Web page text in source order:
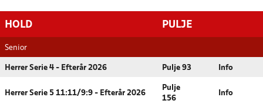
HOLD PULJE
Senior
Herrer Serie 4 - Efterår 2026 Pulje 93 Info
Herrer Serie 5 11:11/9:9 - Efterår 2026
Pulje
156
Info